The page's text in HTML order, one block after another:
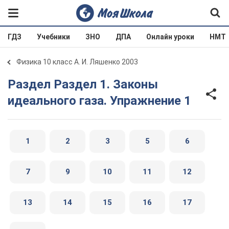
ГДЗ Учебники ЗНО ДПА Онлайн уроки НМТ
Физика 10 класс А. И. Ляшенко 2003
Раздел Раздел 1. Законы
идеального газа. Упражнение 1
1 2 3 5 6
7 9 10 11 12
13 14 15 16 17